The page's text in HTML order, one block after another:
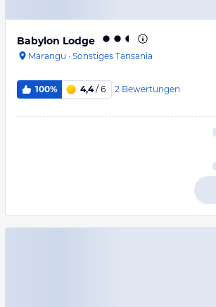
Babylon Lodge
Marangu · Sonstiges Tansania
100% 4,4/ 6 2 Bewertungen